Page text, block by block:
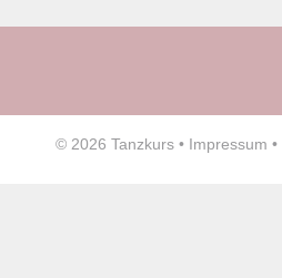
© 2026 Tanzkurs • Impressum •